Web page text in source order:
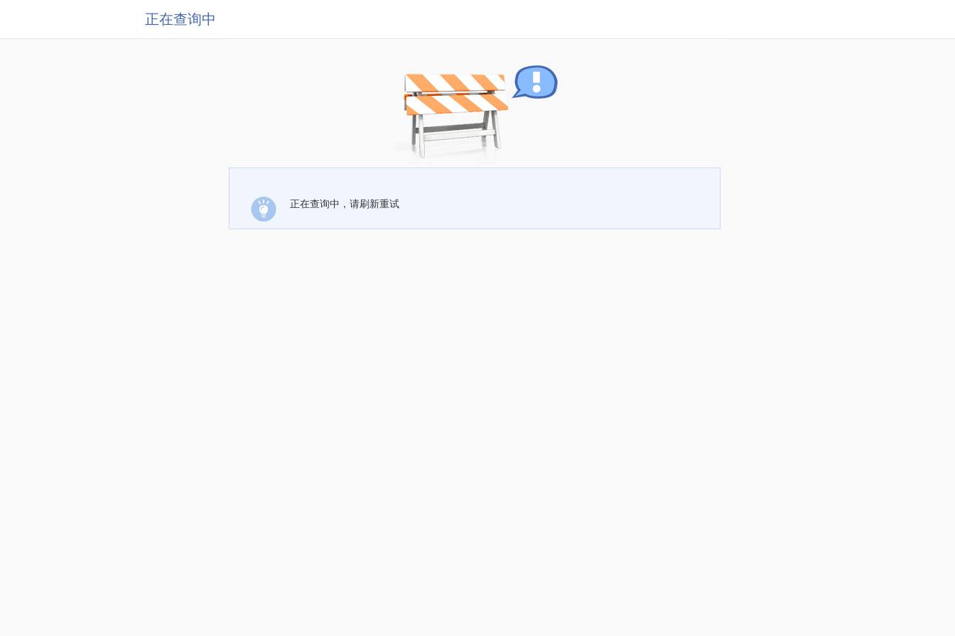
正在查询中
正在查询中，请刷新重试